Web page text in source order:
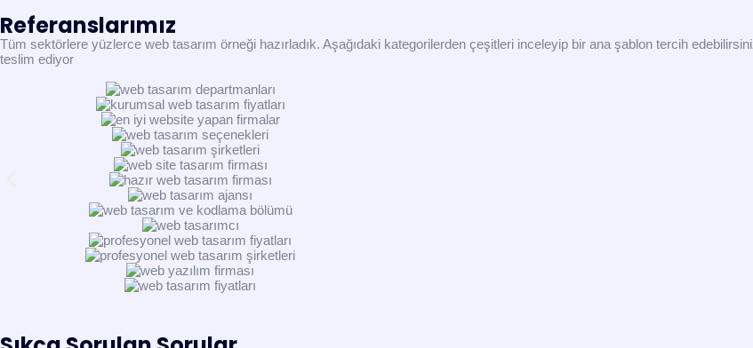
Referanslarımız
Tüm sektörlere yüzlerce web tasarım örneği hazırladık. Aşağıdaki kategorilerden çeşitleri inceleyip bir ana şablon tercih
teslim ediyor